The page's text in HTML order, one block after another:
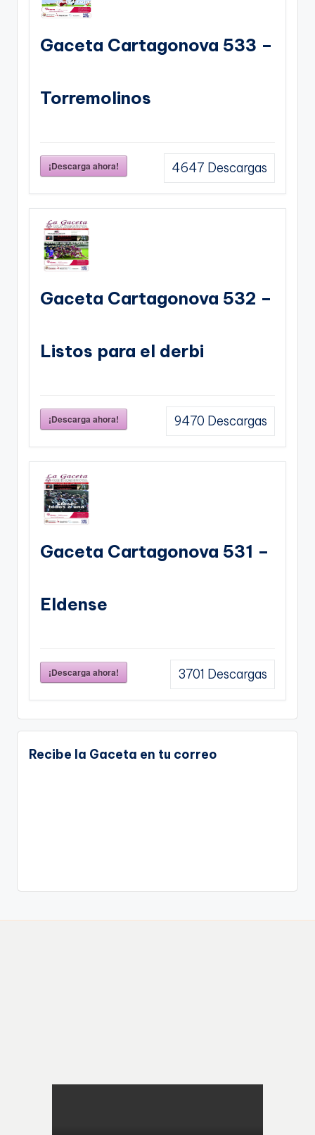
Gaceta Cartagonova 533 –
Torremolinos
¡Descarga ahora! 4647 Descargas
Gaceta Cartagonova 532 –
Listos para el derbi
¡Descarga ahora! 9470 Descargas
Gaceta Cartagonova 531 –
Eldense
¡Descarga ahora! 3701 Descargas
Recibe la Gaceta en tu correo